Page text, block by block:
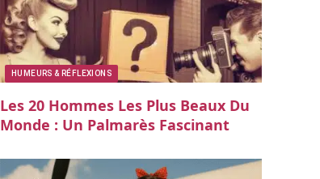
HUMEURS & RÉFLEXIONS
Les 20 Hommes Les Plus Beaux Du
Monde : Un Palmarès Fascinant